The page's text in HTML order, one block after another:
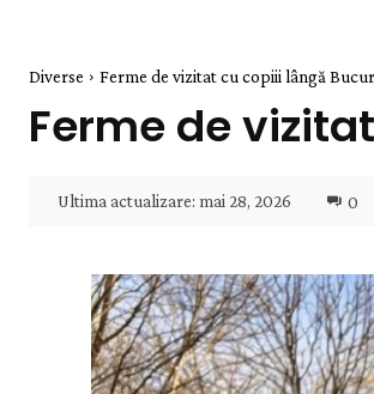
Diverse Ferme de vizitat cu copiii lângă
Ferme de
Ultima actualizare: mai 28, 2026 0